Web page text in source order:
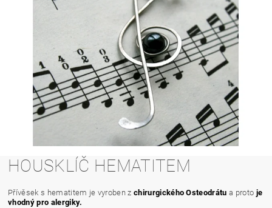
HOUSKLÍČ HEMATITEM
Přívěsek s hematitem je vyroben z chirurgického Osteodrátu a proto je
vhodný pro alergiky.